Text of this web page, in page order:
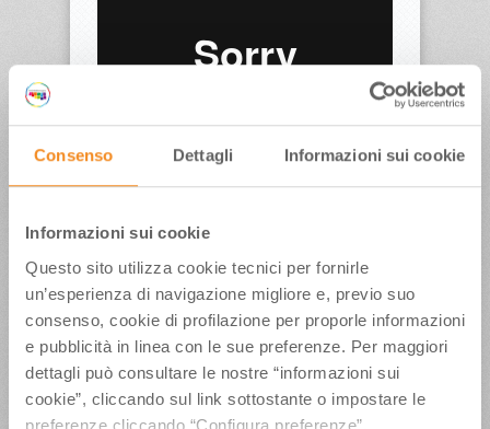
Consenso Dettagli Informazioni sui cookie
Informazioni sui cookie
Questo sito utilizza cookie tecnici per fornirle
un’esperienza di navigazione migliore e, previo suo
consenso, cookie di profilazione per proporle informazioni
e pubblicità in linea con le sue preferenze. Per maggiori
dettagli può consultare le nostre “informazioni sui
cookie”, cliccando sul link sottostante o impostare le
preferenze cliccando “Configura preferenze”.
ULTIMI ARTICOLI
Weekend conclusivo per”La Terrazza della Dolce
Vita”, con il Ministro del Turismo Mazzi, Iva
altri